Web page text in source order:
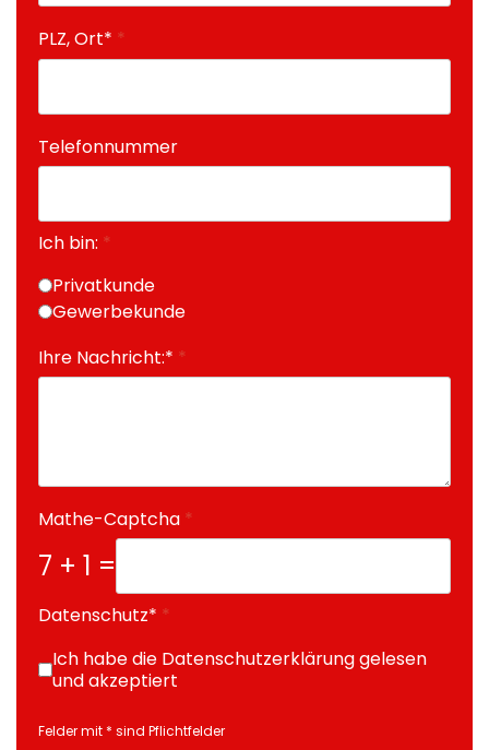
PLZ, Ort* *
Telefonnummer
Ich bin: *
Privatkunde
Gewerbekunde
Ihre Nachricht:* *
Mathe-Captcha *
7 + 1 =
Datenschutz* *
Ich habe die Datenschutzerklärung gelesen
und akzeptiert
Felder mit * sind Pflichtfelder